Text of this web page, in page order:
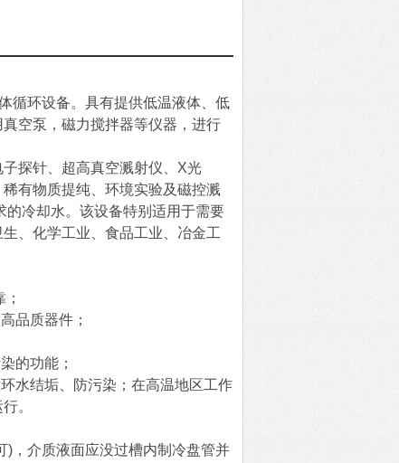
循环设备。具有提供低温液体、低
空泵，磁力搅拌器等仪器，进行
探针、超高真空溅射仪、X光
有物质提纯、环境实验及磁控溅
的冷却水。该设备特别适用于需要
、化学工业、食品工业、冶金工
品质器件；
的功能；
水结垢、防污染；在高温地区工作
。
)，介质液面应没过槽内制冷盘管并